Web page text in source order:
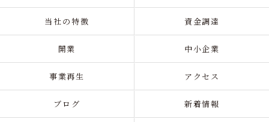
当社の特徴 資金調達
開業 中小企業
事業再生 アクセス
ブログ 新着情報